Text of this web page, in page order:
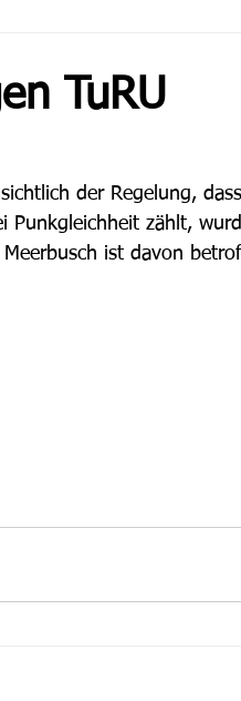
TuRU
der Regelung,
Punkgleichheit zählt,
ist davon